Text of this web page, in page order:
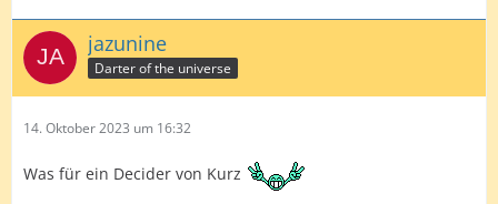
jazunine
Darter of the universe
14. Oktober 2023 um 16:32
Was für ein Decider von Kurz